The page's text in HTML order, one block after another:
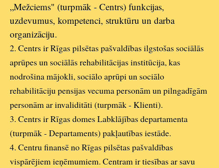
„Mežciems" (turpmāk - Centrs) funkcijas,
uzdevumus, kompetenci, struktūru un darba
organizāciju.
2. Centrs ir Rīgas pilsētas pašvaldības ilgstošas sociālās
aprūpes un sociālās rehabilitācijas institūcija, kas
nodrošina mājokli, sociālo aprūpi un sociālo
rehabilitāciju pensijas vecuma personām un pilngadīgām
personām ar invaliditāti (turpmāk - Klienti).
3. Centrs ir Rīgas domes Labklājības departamenta
(turpmāk - Departaments) pakļautības iestāde.
4. Centru finansē no Rīgas pilsētas pašvaldības
vispārējiem ieņēmumiem. Centram ir tiesības ar savu